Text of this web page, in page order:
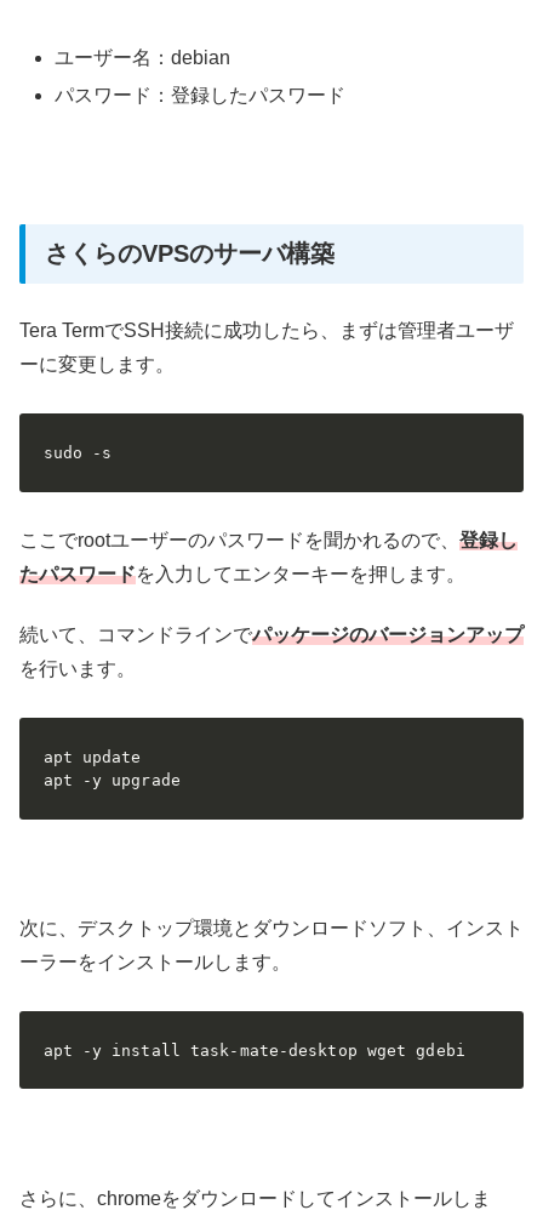
ユーザー名：debian
パスワード：登録したパスワード
さくらのVPSのサーバ構築
Tera TermでSSH接続に成功したら、まずは管理者ユーザ
ーに変更します。
sudo -s
ここでrootユーザーのパスワードを聞かれるので、 登録し
たパスワードを入力してエンターキーを押します。
続いて、コマンドラインでパッケージのバージョンアップ
を行います。
apt update
apt -y upgrade
次に、デスクトップ環境とダウンロードソフト、インスト
ーラーをインストールします。
apt -y install task-mate-desktop wget gdebi
さらに、chromeをダウンロードしてインストールしま